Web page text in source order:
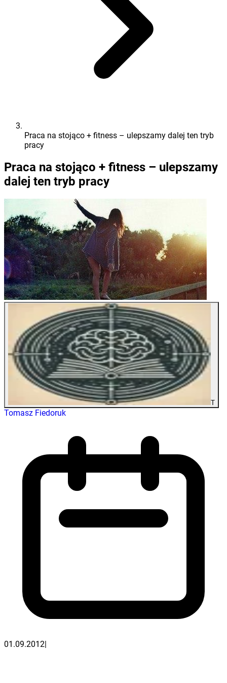
Praca na stojąco + fitness – ulepszamy dalej ten tryb
pracy
Praca na stojąco + fitness – ulepszamy
dalej ten tryb pracy
T
Tomasz Fiedoruk
01.09.2012|